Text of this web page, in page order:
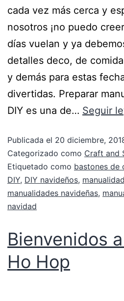
cada vez más cerca y
nosotros ¡no puedo
días vuelan y ya
detalles deco, de
y demás para estas
divertidas. Preparar
DIY es una de… Seguir
Publicada el 20 diciembre,
Categorizado como Craft and
Etiquetado como bastones de
DIY, DIY navideños,
manualidades navideñas,
navidad
Bienvenidos
Ho Hop